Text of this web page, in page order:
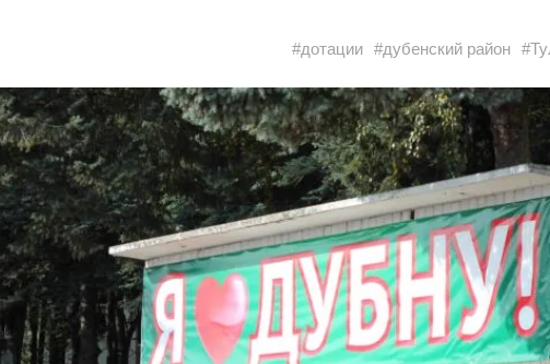
#дотации #дубенский район